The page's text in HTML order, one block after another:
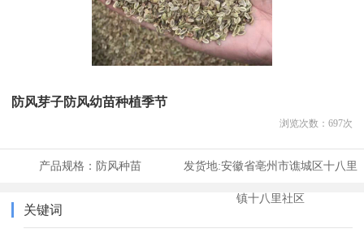
防风芽子防风幼苗种植季节
浏览次数： 697次
产品规格： 防风种苗 发货地:安徽省亳州市谯城区十八里
镇十八里社区
关键词